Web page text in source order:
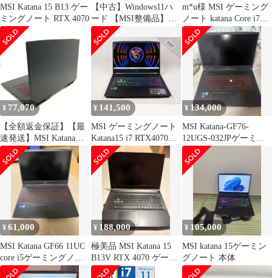
MSI Katana 15 B13 ゲー
ミングノート RTX 4070
【中古】Windows11ハ
ード 【MSI整備品】ゲ
ーミングノートPC
Katana 17 HX B14W (ブ
ラック)
[KATANA17HXB14WG
K6559JP](メーカー3か
月保証)
m*u様 MSI ゲーミング
ノート katana Core i7
3060 32
¥ 77,070
【全額返金保証】【最
速発送】MSI Katana
GF76 11UD 11th Gen i7-
11800H 16GB M.2 SSD
512GB RTX 3050Ti
Laptop GPU 94.1% 美品
動作確認済
¥ 141,500
MSI ゲーミングノート
Katana15 i7 RTX4070
Win11Pro
¥ 134,000
MSI Katana-GF76-
12UGS-032JPゲーミン
グノートpcセット
¥61,000
MSI Katana GF66 11UC
core i5ゲーミングノー
ト
¥ 188,000
極美品 MSI Katana 15
B13V RTX 4070 ゲーミ
ングノート
¥ 105,000
MSI katana 15ゲーミン
グノート 本体